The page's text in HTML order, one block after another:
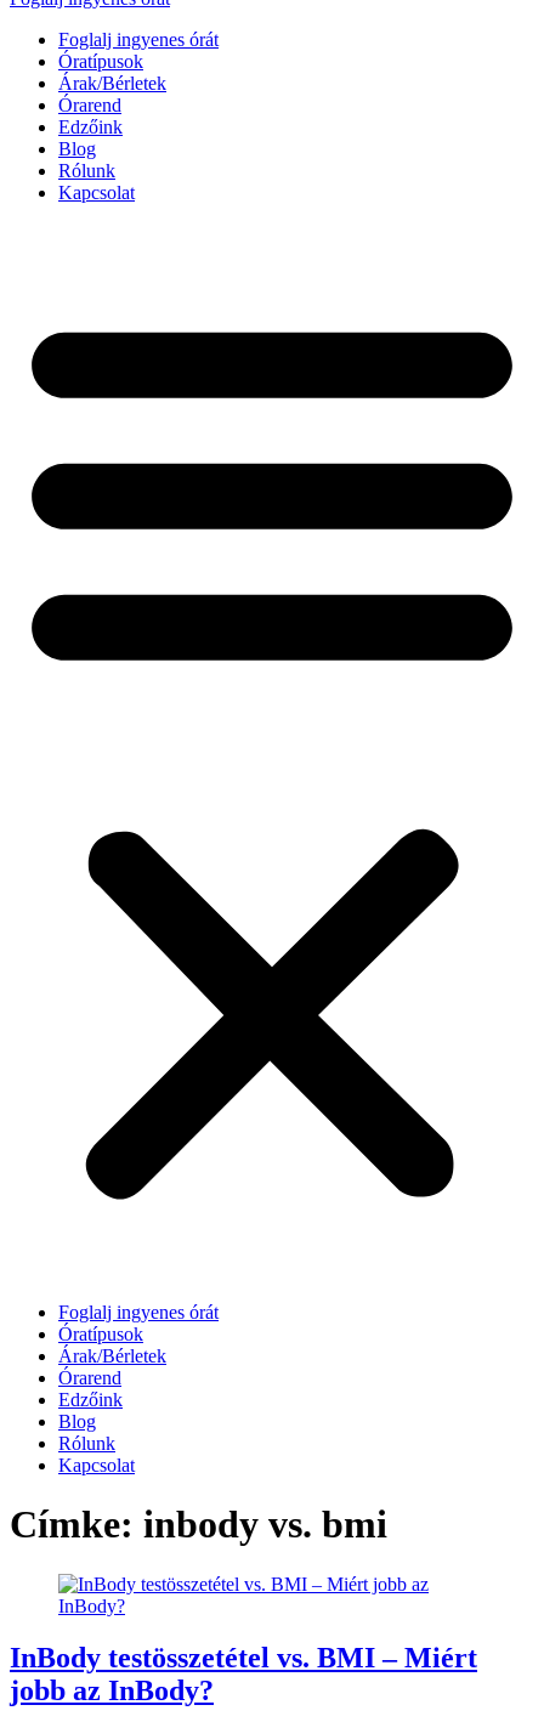
Foglalj ingyenes órát
Óratípusok
Árak/Bérletek
Órarend
Edzőink
Blog
Rólunk
Kapcsolat
Foglalj ingyenes órát
Óratípusok
Árak/Bérletek
Órarend
Edzőink
Blog
Rólunk
Kapcsolat
Címke: inbody vs. bmi
InBody testösszetétel vs. BMI – Miért
jobb az InBody?